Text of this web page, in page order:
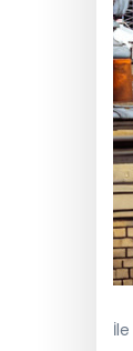
İle